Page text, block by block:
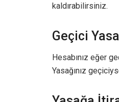
kaldırabilirsiniz.
Geçici
Hesabınız eğer
Yasağınız